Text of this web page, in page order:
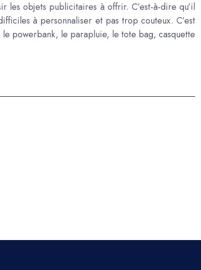
les objets publicitaires à offrir. C’est-à-dire qu’il
à personnaliser et pas trop couteux. C’est
le powerbank, le parapluie, le tote bag, casquette